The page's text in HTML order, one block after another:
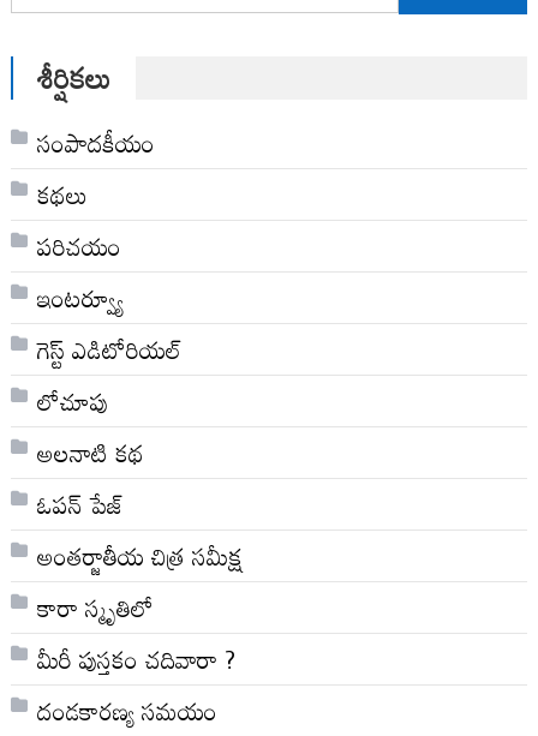
for:
శీర్షికలు
సంపాదకీయం
కథలు
పరిచయం
ఇంటర్వ్యూ
గెస్ట్ ఎడిటోరియల్
లోచూపు
అల‌నాటి క‌థ‌
ఓపన్ పేజ్
అంతర్జాతీయ చిత్ర సమీక్ష
కారా స్మృతిలో
మీరీ పుస్తకం చదివారా ?
దండకారణ్య సమయం